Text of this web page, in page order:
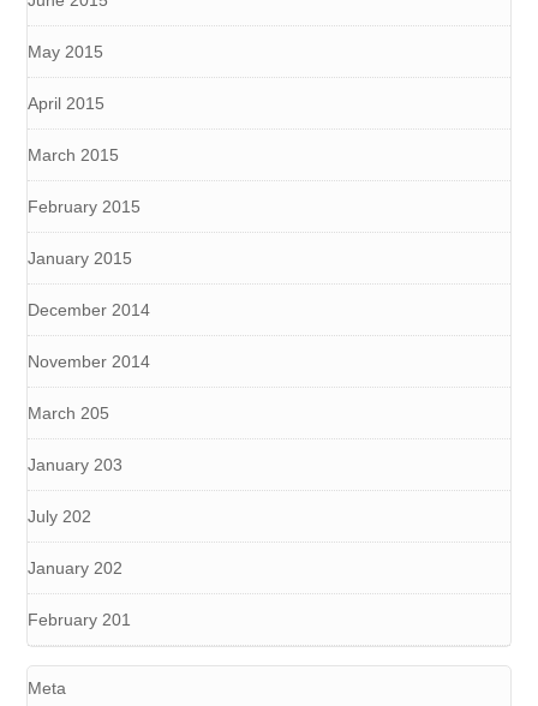
May 2015
April 2015
March 2015
February 2015
January 2015
December 2014
November 2014
March 205
January 203
July 202
January 202
February 201
Meta